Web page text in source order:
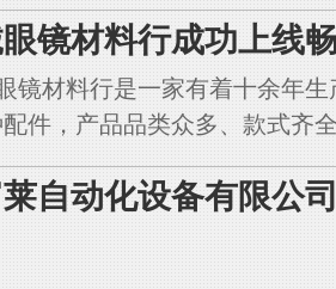
镜材料行成功上线
镜材料行是一家有着十余年
件，产品品类众多、款式齐
自动化设备有限公